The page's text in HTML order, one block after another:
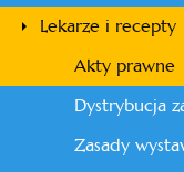
Lekarze i recepty
Akty prawne
Dystrybucja
Zasady